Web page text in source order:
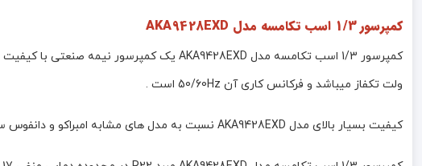
کمپرسور 1/3 اسب تکامسه مدل AKA9428EXD
ولت تکفاز میباشد و فرکانس کاری آن 50/60Hz است .
کیفیت بسیار بالای مدل AKA9428EXD نسبت به مدل های مشابه امبراکو و دانفوس سبب تقاضای بالای این محصول است .